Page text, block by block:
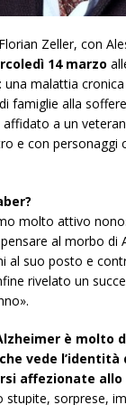
Zeller, con
14 marzo
una malattia
famiglie alla
a un
e con
molto attivo
al morbo di
al suo posto e
rivelato un
è molto
vede l’identità
affezionate
stupite, sorprese,